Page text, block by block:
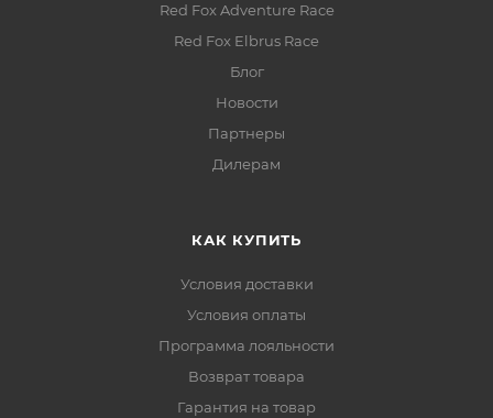
Red Fox Adventure Race
Red Fox Elbrus Race
Блог
Новости
Партнеры
Дилерам
КАК КУПИТЬ
Условия доставки
Условия оплаты
Программа лояльности
Возврат товара
Гарантия на товар